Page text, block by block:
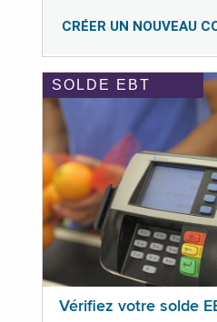
CRÉER UN NOUVEAU
SOLDE EBT
Vérifiez votre solde